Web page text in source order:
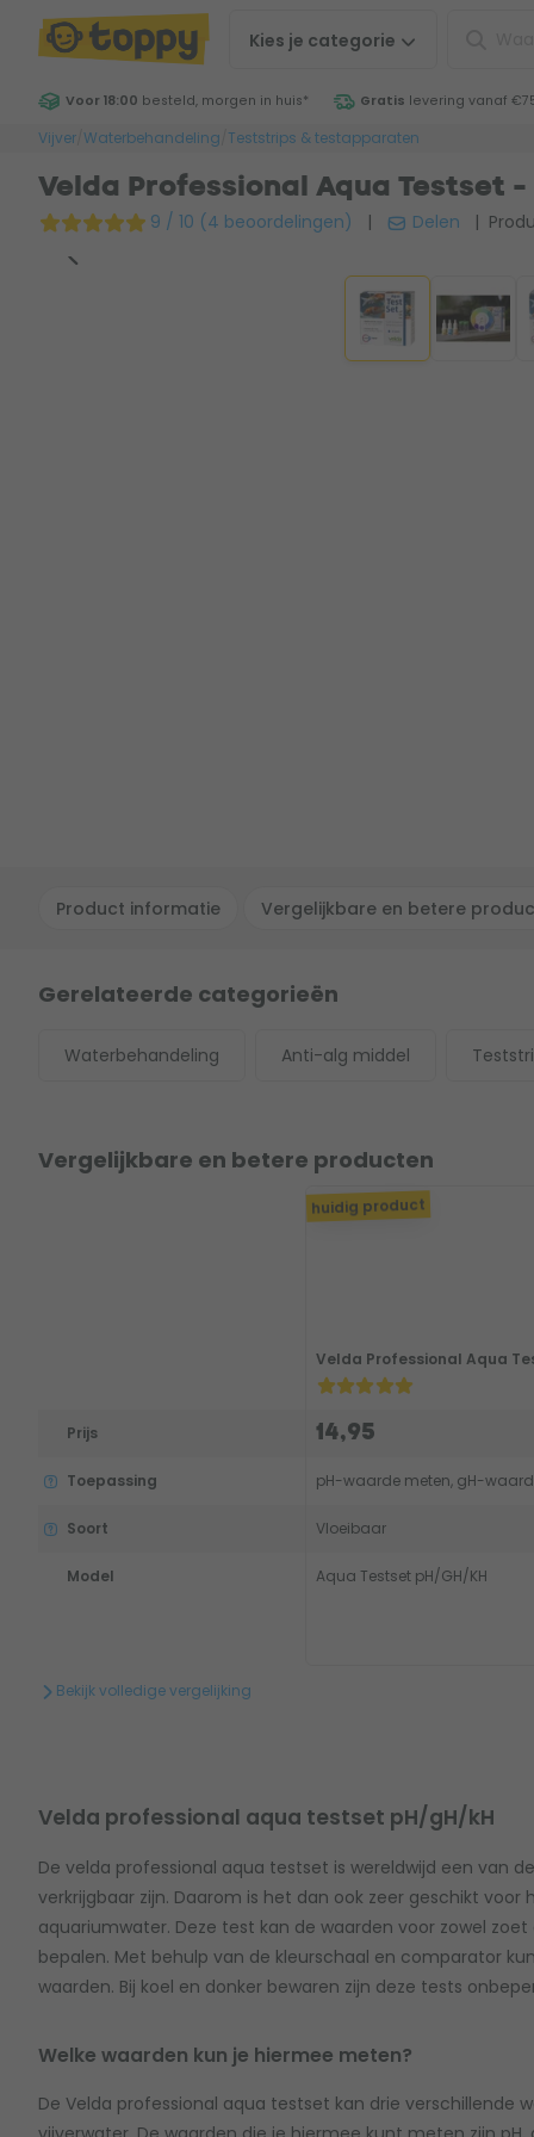
Kies je categorie
Voor 18:00 besteld, morgen in huis* Gratis levering vanaf
Vijver Waterbehandeling Teststrips & testapparaten
Velda Professional Aqua Testset -
9 / 10 (4 beoordelingen) | Delen |
Product informatie Vergelijkbare en betere
Gerelateerde categorieën
Waterbehandeling Anti-alg middel
Vergelijkbare en betere producten
Prijs
Toepassing
Soort
Model
huidig product
Velda Professional Aqua
14,95
pH-waarde meten, gH-
Vloeibaar
Aqua Testset pH/GH/KH
Bekijk volledige vergelijking
Velda professional aqua testset pH/gH/kH
De velda professional aqua testset is wereldwijd een van
verkrijgbaar zijn. Daarom is het dan ook zeer geschikt
aquariumwater. Deze test kan de waarden voor zowel
bepalen. Met behulp van de kleurschaal en comparator
waarden. Bij koel en donker bewaren zijn deze tests
Welke waarden kun je hiermee meten?
De Velda professional aqua testset kan drie verschillende